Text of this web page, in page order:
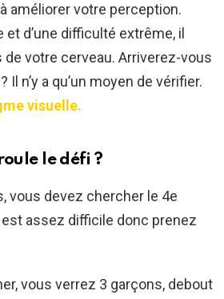
améliorer votre perception.
d’une difficulté extrême, il
votre cerveau. Arriverez-vous
Il n’y a qu’un moyen de vérifier.
visuelle.
le défi ?
vous devez chercher le 4e
assez difficile donc prenez
vous verrez 3 garçons, debout